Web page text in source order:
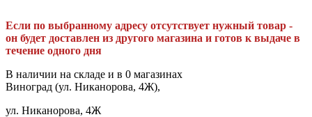
Если по выбранному адресу отсутствует нужный товар -
он будет доставлен из другого магазина и готов к выдаче в
течение одного дня
В наличии на складе и в 0 магазинах
Виноград (ул. Никанорова, 4Ж),
ул. Никанорова, 4Ж